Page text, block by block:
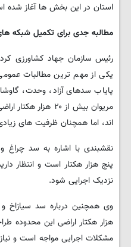
استان در این بخش ها آغاز شده
مطالبه جدی برای تکمیل شبکه
رئیس سازمان جهاد کشاورزی
یکی از مهم ترین مطالبات
پایاب سدهای آزاد، وحدت،
مریوان بیش از ۲۰
اند، اما همچنان ظرفیت های
نقشبندی با اشاره به سد
پنج هزار هکتار است و انتظار
نزدیک اجرایی شود.
هزار هکتار اراضی این محدوده
مشکلات اجرایی مواجه است و